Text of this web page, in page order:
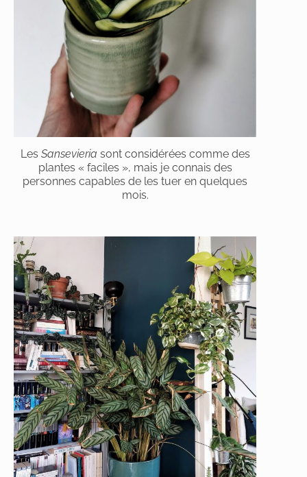
Les Sansevieria sont considérées comme des
plantes « faciles », mais je connais des
personnes capables de les tuer en quelques
mois.